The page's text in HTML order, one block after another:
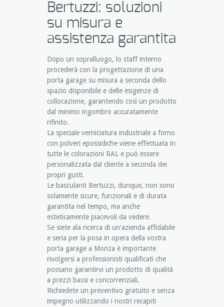
Bertuzzi: soluzioni
su misura e
assistenza garantita
Dopo un sopralluogo, lo staff interno
procederà con la progettazione di una
porta garage su misura a seconda dello
spazio disponibile e delle esigenze di
collocazione, garantendo così un prodotto
dal minimo ingombro accuratamente
rifinito.
La speciale verniciatura industriale a forno
con polveri epossidiche viene effettuata in
tutte le colorazioni RAL e può essere
personalizzata dal cliente a seconda dei
propri gusti.
Le basculanti Bertuzzi, dunque, non sono
solamente sicure, funzionali e di durata
garantita nel tempo, ma anche
esteticamente piacevoli da vedere.
Se siete ala ricerca di un'azienda affidabile
e seria per la posa in opera della vostra
porta garage a Monza è importante
rivolgersi a professionisti qualificati che
possano garantirvi un prodotto di qualità
a prezzi bassi e concorrenziali.
Richiedete un preventivo gratuito e senza
impegno utilizzando i nostri recapiti